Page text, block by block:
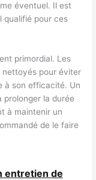
éventuel. Il est
qualifié pour ces
primordial. Les
nettoyés pour éviter
à son efficacité. Un
prolonger la durée
à maintenir un
de le faire
entretien de